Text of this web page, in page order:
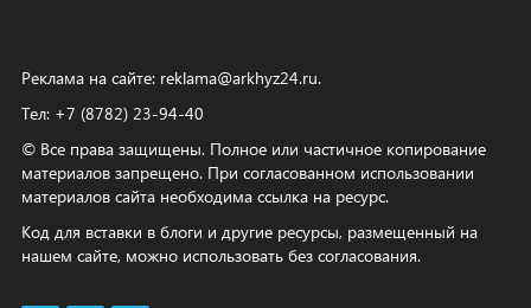
Реклама на сайте: reklama@arkhyz24.ru.
Тел: +7 (8782) 23‑94‑40
© Все права защищены. Полное или частичное копирование
материалов запрещено. При согласованном использовании
материалов сайта необходима ссылка на ресурс.
Код для вставки в блоги и другие ресурсы, размещенный на
нашем сайте, можно использовать без согласования.